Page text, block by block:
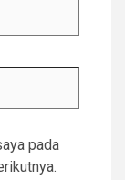
pada